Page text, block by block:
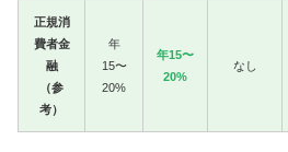
正規消
費者金
融
（参
考）
年
15〜
20%
年15〜
20%
なし